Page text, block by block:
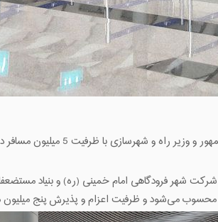
شرکت شهر فرودگاهی امام خمینی (ره) و بنیاد
می‌شود و ‌ظرفیت اعزام و پذیرش پنج میلیون